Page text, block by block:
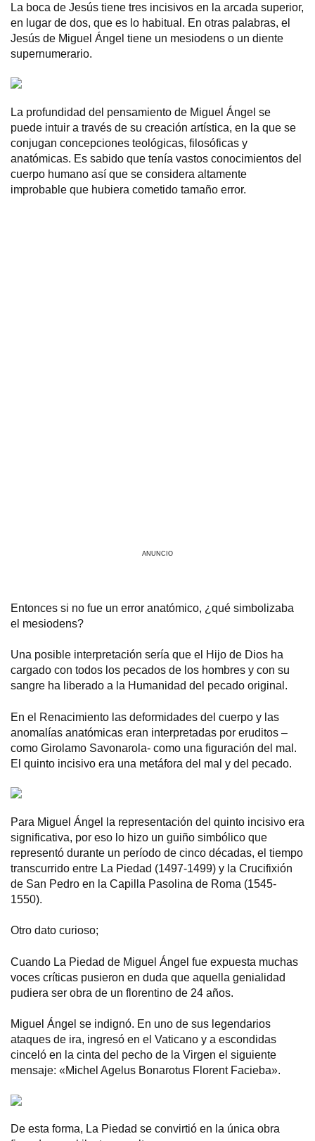
La boca de Jesús tiene tres incisivos en la arcada superior,
en lugar de dos, que es lo habitual. En otras palabras, el
Jesús de Miguel Ángel tiene un mesiodens o un diente
supernumerario.
La profundidad del pensamiento de Miguel Ángel se
puede intuir a través de su creación artística, en la que se
conjugan concepciones teológicas, filosóficas y
anatómicas. Es sabido que tenía vastos conocimientos del
cuerpo humano así que se considera altamente
improbable que hubiera cometido tamaño error.
ANUNCIO
Entonces si no fue un error anatómico, ¿qué simbolizaba
el mesiodens?
Una posible interpretación sería que el Hijo de Dios ha
cargado con todos los pecados de los hombres y con su
sangre ha liberado a la Humanidad del pecado original.
En el Renacimiento las deformidades del cuerpo y las
anomalías anatómicas eran interpretadas por eruditos –
como Girolamo Savonarola- como una figuración del mal.
El quinto incisivo era una metáfora del mal y del pecado.
Para Miguel Ángel la representación del quinto incisivo era
significativa, por eso lo hizo un guiño simbólico que
representó durante un período de cinco décadas, el tiempo
transcurrido entre La Piedad (1497-1499) y la Crucifixión
de San Pedro en la Capilla Pasolina de Roma (1545-
1550).
Otro dato curioso;
Cuando La Piedad de Miguel Ángel fue expuesta muchas
voces críticas pusieron en duda que aquella genialidad
pudiera ser obra de un florentino de 24 años.
Miguel Ángel se indignó. En uno de sus legendarios
ataques de ira, ingresó en el Vaticano y a escondidas
cinceló en la cinta del pecho de la Virgen el siguiente
mensaje: «Michel Agelus Bonarotus Florent Facieba».
De esta forma, La Piedad se convirtió en la única obra